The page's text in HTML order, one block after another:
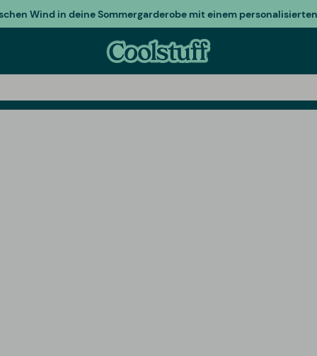
Wind in deine Sommergarderobe mit einem